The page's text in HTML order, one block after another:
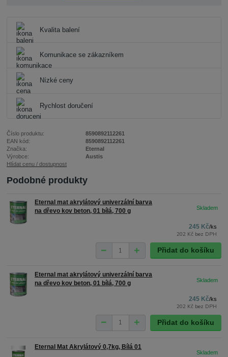
Kvalita balení
Komunikace se zákazníkem
Nízké ceny
Rychlost doručení
Číslo produktu:
8590892112261
EAN kód:
8590892112261
Značka:
Eternal
Výrobce:
Austis
Hlídat cenu / dostupnost
Podobné produkty
Eternal mat akrylátový univerzální barva
na dřevo kov beton, 01 bílá, 700 g
245 Kč/ks
202 Kč bez DPH
Přidat do košíku
Eternal mat akrylátový univerzální barva
na dřevo kov beton, 01 bílá, 700 g
245 Kč/ks
202 Kč bez DPH
Přidat do košíku
Eternal Mat Akrylátový 0,7kg, Bílá 01